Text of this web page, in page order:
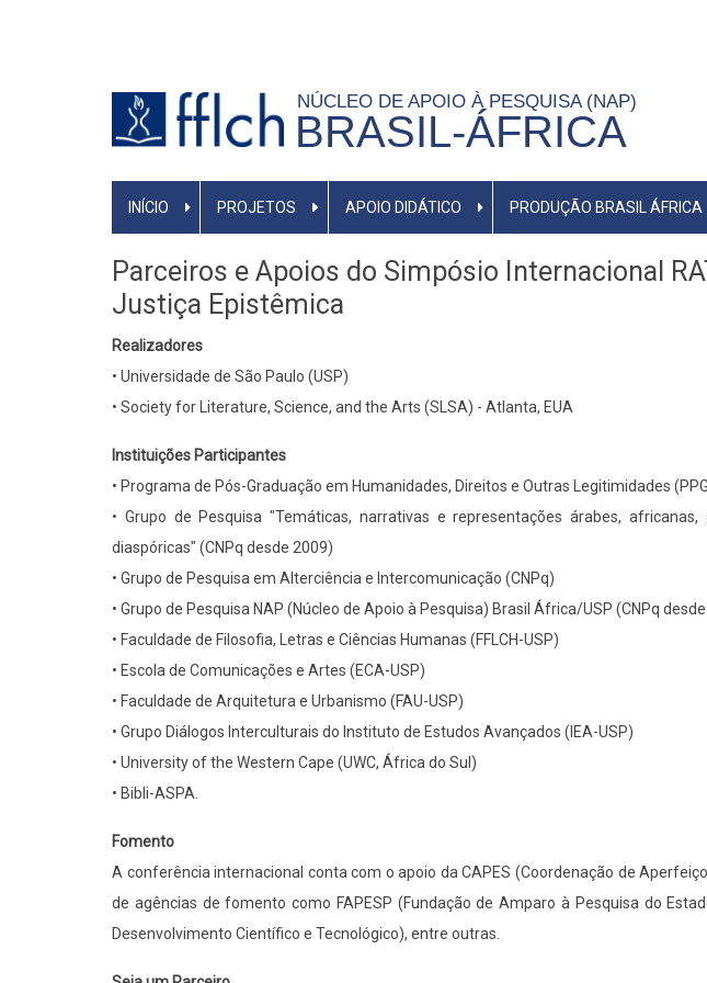
NÚCLEO DE APOIO À PESQUISA (NAP)
BRASIL-ÁFRICA
NAVEGAÇÃO
INÍCIO PROJETOS APOIO DIDÁTICO PRODUÇÃO BRASIL ÁFRICA
Parceiros e Apoios do Simpósio Internacional
Justiça Epistêmica
Realizadores
• Universidade de São Paulo (USP)
• Society for Literature, Science, and the Arts (SLSA) - Atlanta, EUA
Instituições Participantes
• Programa de Pós-Graduação em Humanidades, Direitos e Outras Legitimidades
• Grupo de Pesquisa "Temáticas, narrativas e representações árabes,
diaspóricas" (CNPq desde 2009)
• Grupo de Pesquisa em Alterciência e Intercomunicação (CNPq)
• Grupo de Pesquisa NAP (Núcleo de Apoio à Pesquisa) Brasil África/USP (CNPq
• Faculdade de Filosofia, Letras e Ciências Humanas (FFLCH-USP)
• Escola de Comunicações e Artes (ECA-USP)
• Faculdade de Arquitetura e Urbanismo (FAU-USP)
• Grupo Diálogos Interculturais do Instituto de Estudos Avançados (IEA-USP)
• University of the Western Cape (UWC, África do Sul)
• Bibli-ASPA.
Fomento
A conferência internacional conta com o apoio da CAPES (Coordenação de
de agências de fomento como FAPESP (Fundação de Amparo à Pesquisa do
Desenvolvimento Científico e Tecnológico), entre outras.